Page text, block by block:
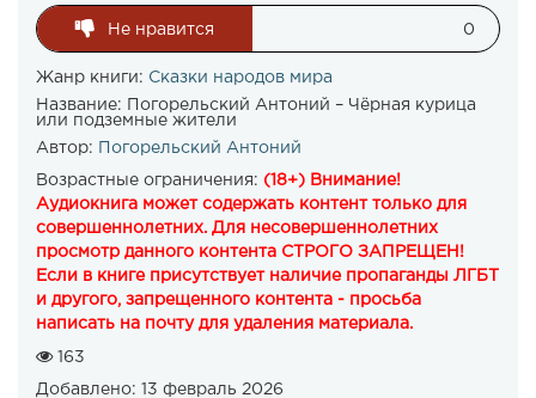
Не нравится 0
Жанр книги: Сказки народов мира
Название: Погорельский Антоний – Чёрная курица
или подземные жители
Автор:
Погорельский Антоний
Возрастные ограничения: (18+) Внимание!
Аудиокнига может содержать контент только для
совершеннолетних. Для несовершеннолетних
просмотр данного контента СТРОГО ЗАПРЕЩЕН!
Если в книге присутствует наличие пропаганды ЛГБТ
и другого, запрещенного контента - просьба
написать на почту для удаления материала.
163
Добавлено: 13 февраль 2026